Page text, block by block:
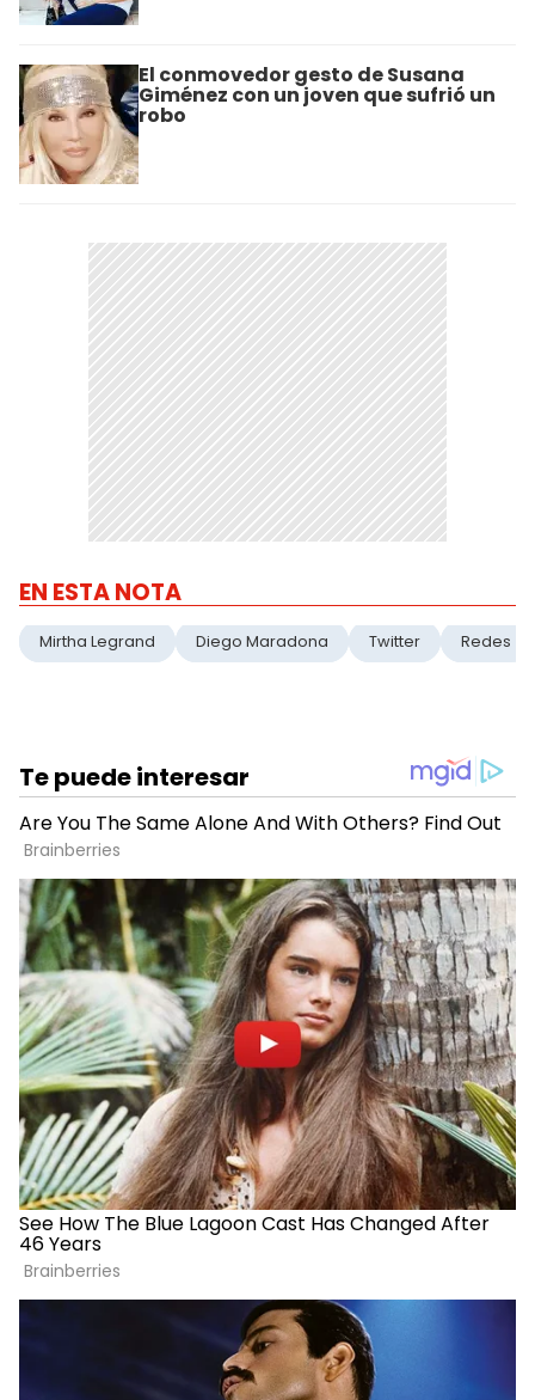
El conmovedor gesto de Susana
Giménez con un joven que sufrió un
robo
EN ESTA NOTA
Mirtha Legrand Diego Maradona Twitter Redes